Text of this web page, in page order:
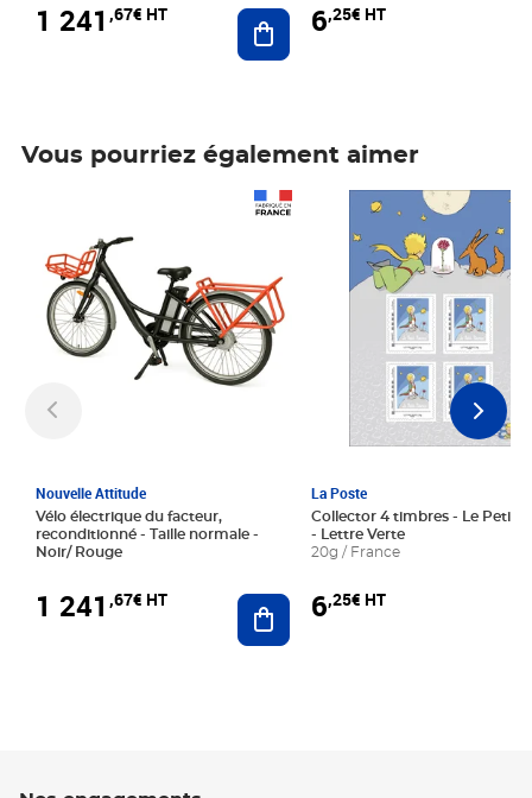
1 241 ,67€ HT Ajouter au panier
6,25€ HT
Vous pourriez également aimer
Nouvelle Attitude
Vélo électrique du facteur,
reconditionné - Taille normale -
Noir/ Rouge
1 241 ,67€ HT Ajouter au panier
La Poste
Collector 4 timbres - Le Petit
- Lettre Verte
20g / France
6,25€ HT
Prix 6,25€ HT